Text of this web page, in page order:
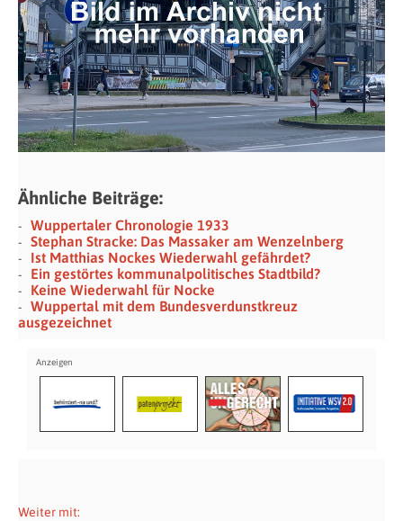
Ähnliche Beiträge:
Wuppertaler Chronologie 1933
Stephan Stracke: Das Massaker am Wenzelnberg
Ist Matthias Nockes Wiederwahl gefährdet?
Ein gestörtes kommunalpolitisches Stadtbild?
Keine Wiederwahl für Nocke
Wuppertal mit dem Bundesverdunstkreuz
ausgezeichnet
Weiter mit: